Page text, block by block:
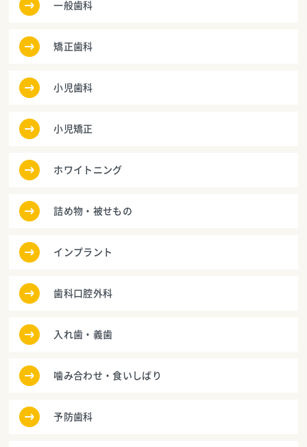
一般歯科
矯正歯科
小児歯科
小児矯正
ホワイトニング
詰め物・被せもの
インプラント
歯科口腔外科
入れ歯・義歯
噛み合わせ・食いしばり
予防歯科